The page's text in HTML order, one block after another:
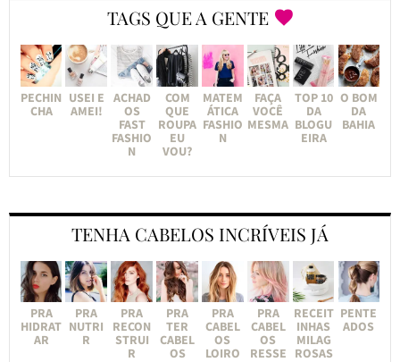
TAGS QUE A GENTE
PECHIN
CHA
USEI E
AMEI!
ACHAD
OS
FAST
FASHIO
N
COM
QUE
ROUPA
EU
VOU?
MATEM
ÁTICA
FASHIO
N
FAÇA
VOCÊ
MESMA
TOP 10
DA
BLOGU
EIRA
O BOM
DA
BAHIA
TENHA CABELOS INCRÍVEIS JÁ
PRA
HIDRAT
AR
PRA
NUTRI
R
PRA
RECON
STRUI
R
PRA
TER
CABEL
OS
PRA
CABEL
OS
LOIRO
PRA
CABEL
OS
RESSE
RECEIT
INHAS
MILAG
ROSAS
PENTE
ADOS